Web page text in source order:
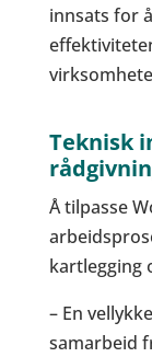
innsats for
Teknisk
Å tilpasse
kartlegging
– En
samarbeid